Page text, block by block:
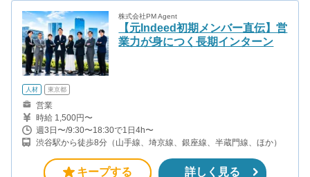
株式会社PM Agent
【元Indeed初期メンバー直伝】営
業力が身につく長期インターン
人材 東京都
営業
時給 1,500円〜
週3日〜/9:30〜18:30で1日4h〜
渋谷駅から徒歩8分（山手線、埼京線、銀座線、半蔵門線、ほか）
キープする 詳しく見る